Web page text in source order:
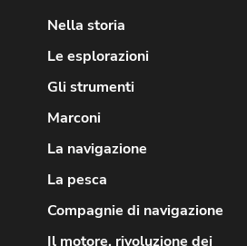
Nella storia
Le esplorazioni
Gli strumenti
Marconi
La navigazione
La pesca
Compagnie di navigazione
Il motore, rivoluzione dei